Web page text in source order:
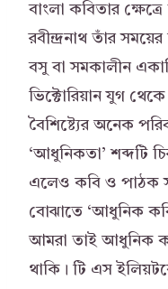
বাংলা কবিতার
রবীন্দ্রনাথ তাঁর
বসু বা সমকালীন
ভিক্টোরিয়ান যুগ
বৈশিষ্ট্যের অনেক
‘আধুনিকতা’ শব্দটি
এলেও কবি ও পাঠক
বোঝাতে ‘আধুনিক
আমরা তাই আধুনিক
থাকি। টি এস